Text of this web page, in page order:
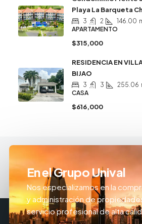
Playa La Barqueta
3 2 146.00
APARTAMENTO
$315,000
RESIDENCIA EN
BIJAO
3 3 255.06
CASA
$616,000
En el Grupo Unival
Nos especializamos en la
y administración de
servicio profesional de alta